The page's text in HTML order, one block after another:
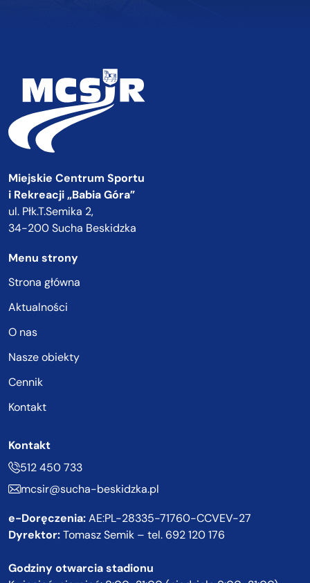
Miejskie Centrum Sportu
i Rekreacji „Babia Góra”
ul. Płk.T.Semika 2,
34-200 Sucha Beskidzka
Menu strony
Strona główna
Aktualności
O nas
Nasze obiekty
Cennik
Kontakt
Kontakt
512 450 733
mcsir@sucha-beskidzka.pl
e-Doręczenia:AE:PL-28335-71760-CCVEV-27
Dyrektor:Tomasz Semik – tel. 692 120 176
Godziny otwarcia stadionu